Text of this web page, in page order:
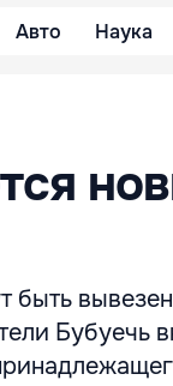
Авто Наука
быть
Бубуечь